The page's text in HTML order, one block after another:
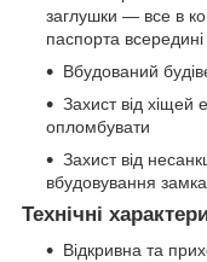
заглушки — все в
паспорта
Вбудований
Захист від хіщей
опломбувати
Захист від
вбудовування
Технічні
Відкривна та